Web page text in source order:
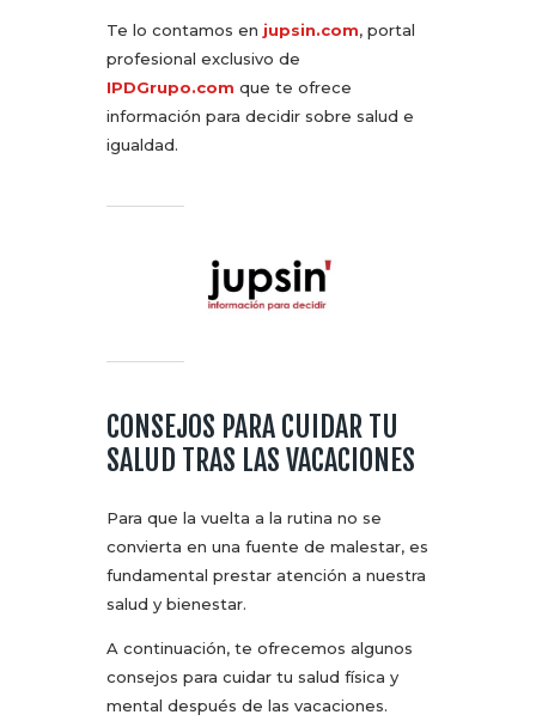
Te lo contamos en jupsin.com, portal
profesional exclusivo de
IPDGrupo.com que te ofrece
información para decidir sobre salud e
igualdad.
CONSEJOS PARA CUIDAR TU
SALUD TRAS LAS VACACIONES
Para que la vuelta a la rutina no se
convierta en una fuente de malestar, es
fundamental prestar atención a nuestra
salud y bienestar.
A continuación, te ofrecemos algunos
consejos para cuidar tu salud física y
mental después de las vacaciones.